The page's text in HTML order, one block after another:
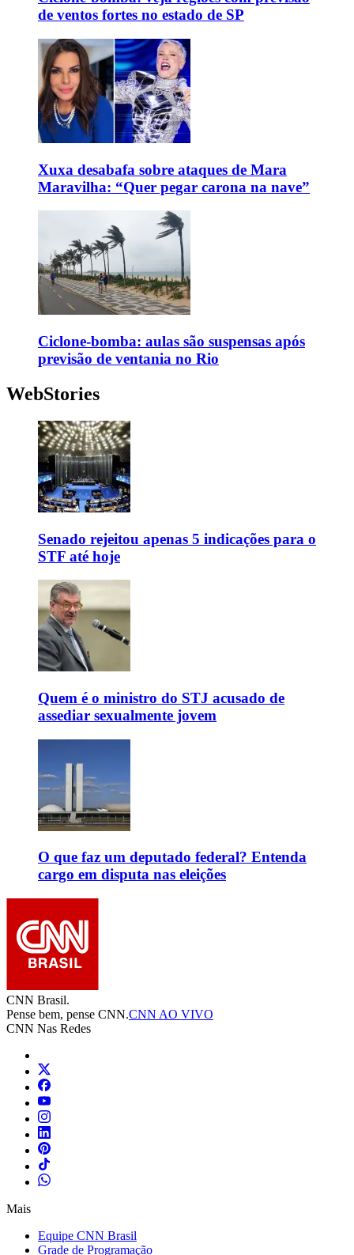
de ventos fortes no estado de SP
Xuxa desabafa sobre ataques de Mara
Maravilha: “Quer pegar carona na nave”
Ciclone-bomba: aulas são suspensas após
previsão de ventania no Rio
WebStories
Senado rejeitou apenas 5 indicações para o
STF até hoje
Quem é o ministro do STJ acusado de
assediar sexualmente jovem
O que faz um deputado federal? Entenda
cargo em disputa nas eleições
CNN Brasil.
Pense bem, pense CNN.CNN AO VIVO
CNN Nas Redes
Mais
Equipe CNN Brasil
Grade de Programação